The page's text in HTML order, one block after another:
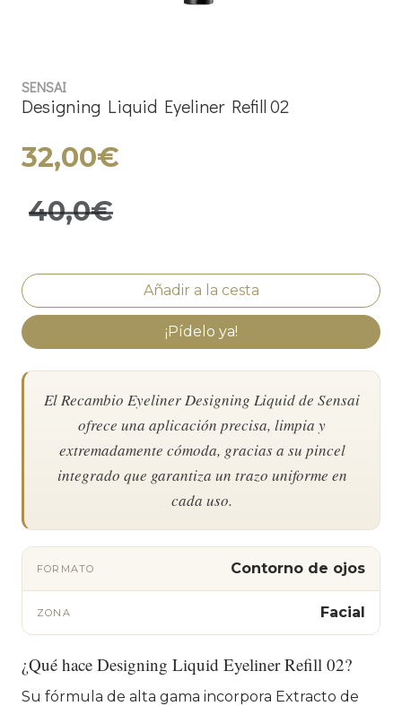
SENSAI
Designing Liquid Eyeliner Refill 02
32,00€
40,0€
¡Pídelo ya!
El Recambio Eyeliner Designing Liquid de Sensai
ofrece una aplicación precisa, limpia y
extremadamente cómoda, gracias a su pincel
integrado que garantiza un trazo uniforme en
cada uso.
FORMATO Contorno de ojos
ZONA Facial
¿Qué hace Designing Liquid Eyeliner Refill 02?
Su fórmula de alta gama incorpora Extracto de